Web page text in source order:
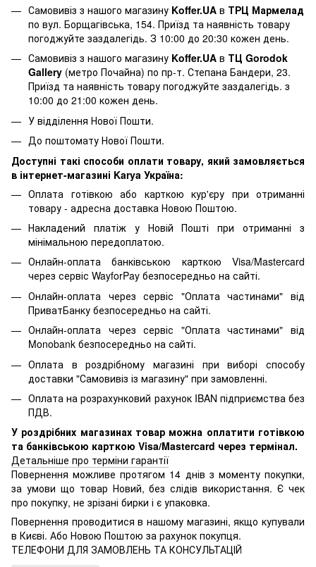
Самовивіз з нашого магазину Koffer.UA в ТРЦ Мармелад
по вул. Борщагівська, 154. Приїзд та наявність товару
погоджуйте заздалегідь. З 10:00 до 20:30 кожен день.
Самовивіз з нашого магазину Koffer.UA в ТЦ Gorodok
Gallery (метро Почайна) по пр-т. Степана Бандери, 23.
Приїзд та наявність товару погоджуйте заздалегідь. з
10:00 до 21:00 кожен день.
У відділення Нової Пошти.
До поштомату Нової Пошти.
Доступні такі способи оплати товару, який замовляється
в інтернет-магазині Karya Україна:
Оплата готівкою або карткою кур'єру при отриманні
товару - адресна доставка Новою Поштою.
Накладений платіж у Новій Пошті при отриманні з
мінімальною передоплатою.
Онлайн-оплата банківською карткою Visa/Mastercard
через сервіс WayforPay безпосередньо на сайті.
Онлайн-оплата через сервіс "Оплата частинами" від
ПриватБанку безпосередньо на сайті.
Онлайн-оплата через сервіс "Оплата частинами" від
Monobank безпосередньо на сайті.
Оплата в роздрібному магазині при виборі способу
доставки "Самовивіз із магазину" при замовленні.
Оплата на розрахунковий рахунок IBAN підприємства без
ПДВ.
У роздрібних магазинах товар можна оплатити готівкою
та банківською карткою Visa/Mastercard через термінал.
Детальніше про терміни гарантії
Повернення можливе протягом 14 днів з моменту покупки,
за умови що товар Новий, без слідів використання. Є чек
про покупку, не зрізані бирки і є упаковка.
Повернення проводитися в нашому магазині, якщо купували
в Києві. Або Новою Поштою за рахунок покупця.
ТЕЛЕФОНИ ДЛЯ ЗАМОВЛЕНЬ ТА КОНСУЛЬТАЦІЙ